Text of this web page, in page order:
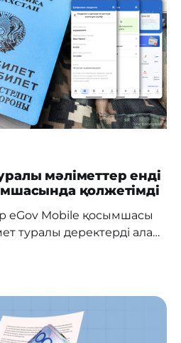
Бұл бөлімдерде
несиелері мен
туралы АО
мәліметтер енді
қолжетімді
eGov Mobile қосымшасы
туралы деректерді ала
жаңартылуы арқасында
мәртебесі мен
туралы ақпаратты
қарап, бөлісе алады.